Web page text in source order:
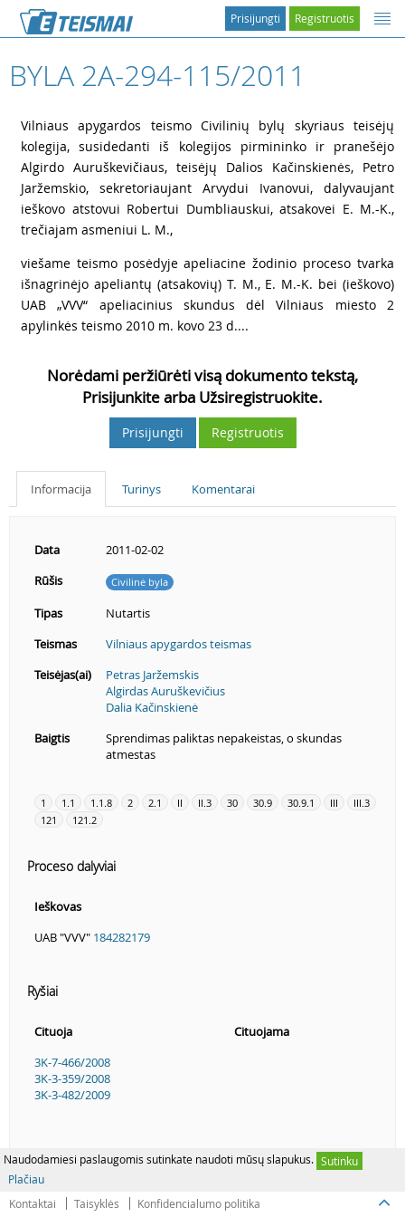
Naudodamiesi paslaugomis sutinkate naudoti mūsų slapukus. Sutinku
Plačiau
Registruotis
Prisijungti
BYLA 2A-294-115/2011
Vilniaus apygardos teismo Civilinių bylų skyriaus teisėjų
kolegija, susidedanti iš kolegijos pirmininko ir pranešėjo
Algirdo Auruškevičiaus, teisėjų Dalios Kačinskienės, Petro
Jaržemskio, sekretoriaujant Arvydui Ivanovui, dalyvaujant
ieškovo atstovui Robertui Dumbliauskui, atsakovei E. M.-K.,
trečiajam asmeniui L. M.,
viešame teismo posėdyje apeliacine žodinio proceso tvarka
išnagrinėjo apeliantų (atsakovių) T. M., E. M.-K. bei (ieškovo)
UAB „VVV“ apeliacinius skundus dėl Vilniaus miesto 2
apylinkės teismo 2010 m. kovo 23 d....
Norėdami peržiūrėti visą dokumento tekstą,
Prisijunkite arba Užsiregistruokite.
Prisijungti Registruotis
Informacija Turinys Komentarai
Data
2011-02-02
Rūšis
Civilinė byla
Tipas
Nutartis
Teismas
Vilniaus apygardos teismas
Teisėjas(ai)
Petras Jaržemskis
Algirdas Auruškevičius
Dalia Kačinskienė
Baigtis
Sprendimas paliktas nepakeistas, o skundas
atmestas
1 1.1 1.1.8 2 2.1 II II.3 30 30.9 30.9.1 III
III.3
121
121.2
Proceso dalyviai
Ieškovas
UAB "VVV" 184282179
Ryšiai
Cituoja
Cituojama
3K-7-466/2008
3K-3-359/2008
3K-3-482/2009
Kontaktai Taisyklės Konfidencialumo politika